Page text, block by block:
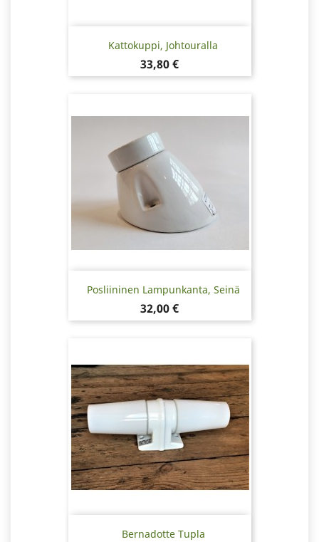
Kattokuppi, Johtouralla
Hinta
33,80 €
Posliininen Lampunkanta, Seinä
Hinta
32,00 €
Bernadotte Tupla